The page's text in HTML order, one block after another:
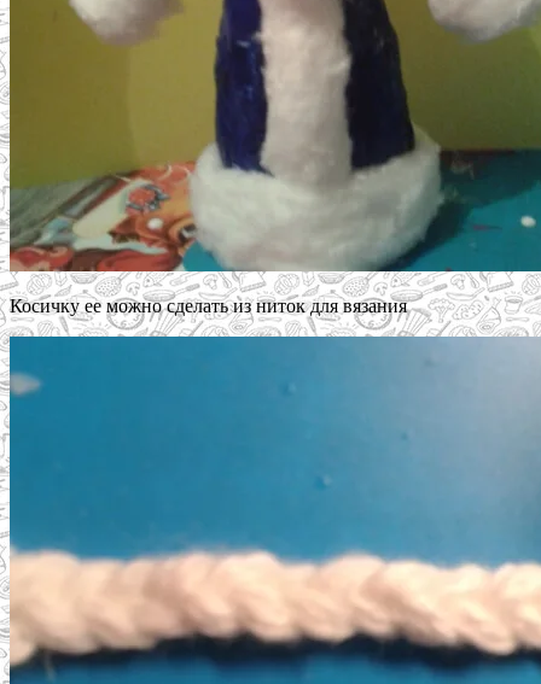
Косичку ее можно сделать из ниток для вязания